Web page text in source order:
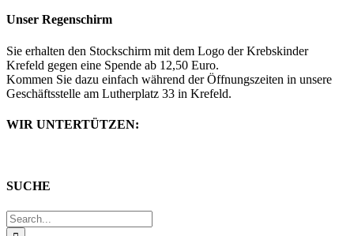
Unser Regenschirm
Sie erhalten den Stockschirm mit dem Logo der Krebskinder
Krefeld gegen eine Spende ab 12,50 Euro.
Kommen Sie dazu einfach während der Öffnungszeiten in unsere
Geschäftsstelle am Lutherplatz 33 in Krefeld.
WIR UNTERTÜTZEN:
SUCHE
Search
for: